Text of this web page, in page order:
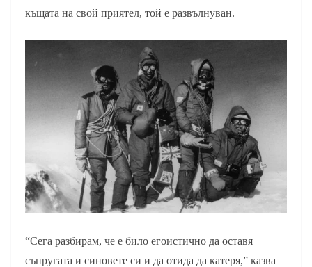
къщата на свой приятел, той е развълнуван.
“Сега разбирам, че е било егоистично да оставя
съпругата и синовете си и да отида да катеря,” казва